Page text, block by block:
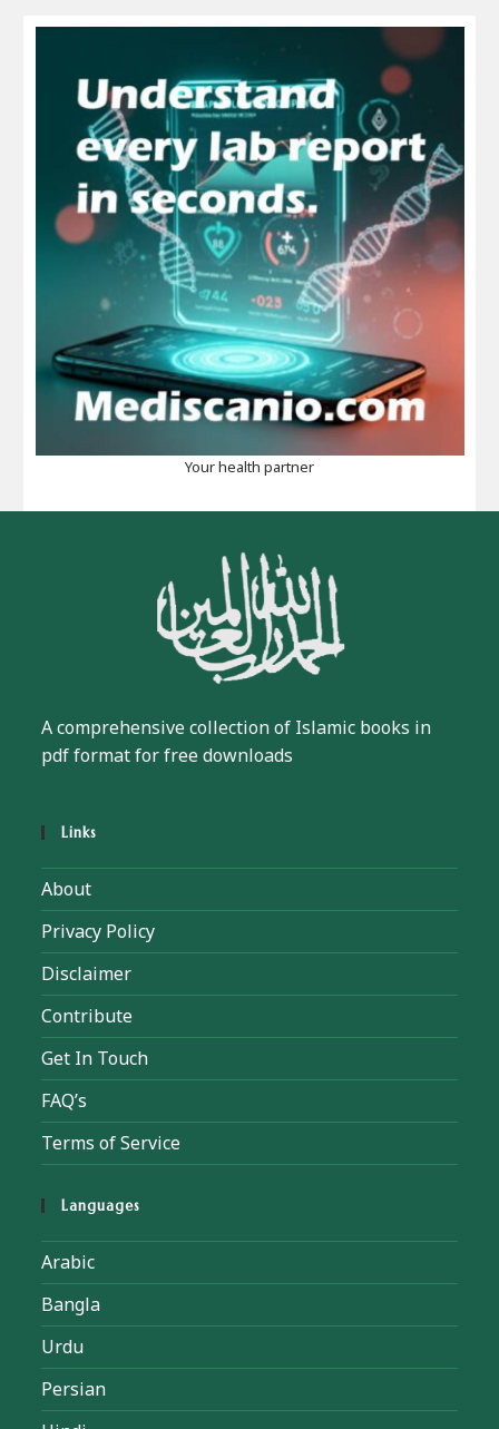
Your health partner
A comprehensive collection of Islamic books in
pdf format for free downloads
Links
About
Privacy Policy
Disclaimer
Contribute
Get In Touch
FAQ’s
Terms of Service
Languages
Arabic
Bangla
Urdu
Persian